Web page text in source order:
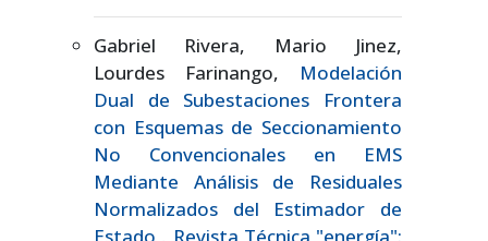
Gabriel Rivera, Mario Jinez,
Lourdes Farinango, Modelación
Dual de Subestaciones Frontera
con Esquemas de Seccionamiento
No Convencionales en EMS
Mediante Análisis de Residuales
Normalizados del Estimador de
Estado , Revista Técnica "energía":